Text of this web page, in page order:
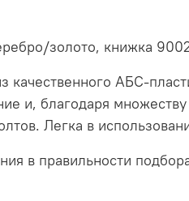
золото, книжка
качественного АБС-
и, благодаря
Легка в
в правильности